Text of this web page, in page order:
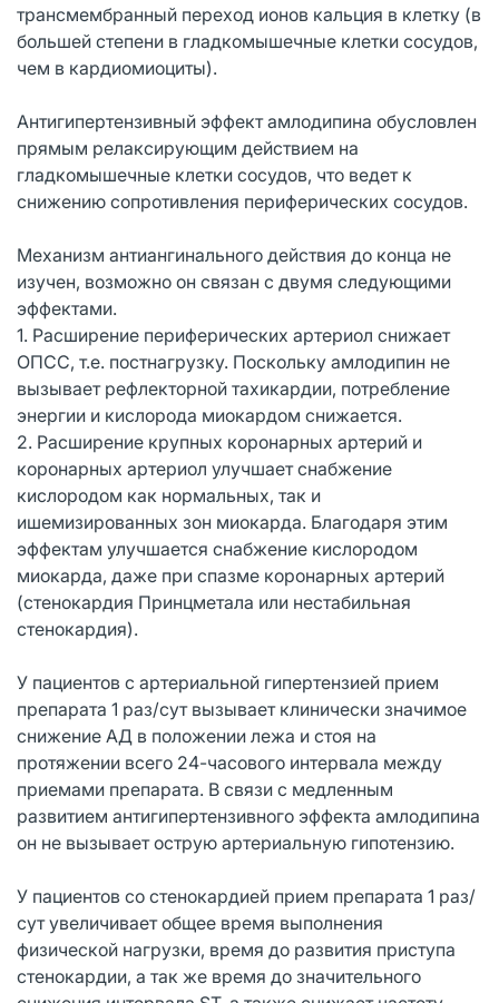
трансмембранный переход ионов кальция в клетку (в
большей степени в гладкомышечные клетки сосудов,
чем в кардиомиоциты).
Антигипертензивный эффект амлодипина обусловлен
прямым релаксирующим действием на
гладкомышечные клетки сосудов, что ведет к
снижению сопротивления периферических сосудов.
Механизм антиангинального действия до конца не
изучен, возможно он связан с двумя следующими
эффектами.
1. Расширение периферических артериол снижает
ОПСС, т.е. постнагрузку. Поскольку амлодипин не
вызывает рефлекторной тахикардии, потребление
энергии и кислорода миокардом снижается.
2. Расширение крупных коронарных артерий и
коронарных артериол улучшает снабжение
кислородом как нормальных, так и
ишемизированных зон миокарда. Благодаря этим
эффектам улучшается снабжение кислородом
миокарда, даже при спазме коронарных артерий
(стенокардия Принцметала или нестабильная
стенокардия).
У пациентов с артериальной гипертензией прием
препарата 1 раз/сут вызывает клинически значимое
снижение АД в положении лежа и стоя на
протяжении всего 24-часового интервала между
приемами препарата. В связи с медленным
развитием антигипертензивного эффекта амлодипина
он не вызывает острую артериальную гипотензию.
У пациентов со стенокардией прием препарата 1 раз/
сут увеличивает общее время выполнения
физической нагрузки, время до развития приступа
стенокардии, а так же время до значительного